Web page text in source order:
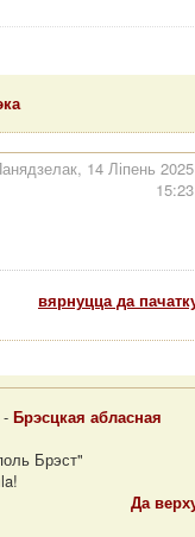
14 Ліпень 2025
15:23
вярнуцца да
Брэсцкая абласная
Брэст"
Да